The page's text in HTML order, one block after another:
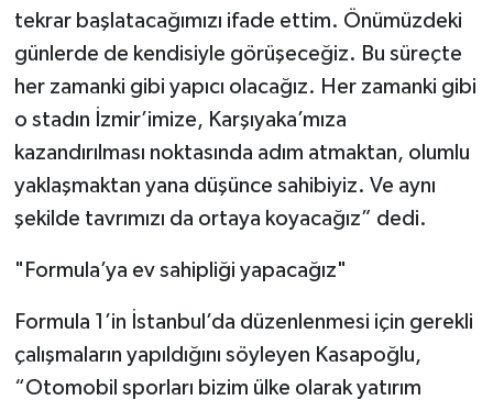
tekrar başlatacağımızı ifade ettim. Önümüzdeki
günlerde de kendisiyle görüşeceğiz. Bu süreçte
her zamanki gibi yapıcı olacağız. Her zamanki gibi
o stadın İzmir’imize, Karşıyaka’mıza
kazandırılması noktasında adım atmaktan, olumlu
yaklaşmaktan yana düşünce sahibiyiz. Ve aynı
şekilde tavrımızı da ortaya koyacağız” dedi.
"Formula’ya ev sahipliği yapacağız"
Formula 1’in İstanbul’da düzenlenmesi için gerekli
çalışmaların yapıldığını söyleyen Kasapoğlu,
“Otomobil sporları bizim ülke olarak yatırım